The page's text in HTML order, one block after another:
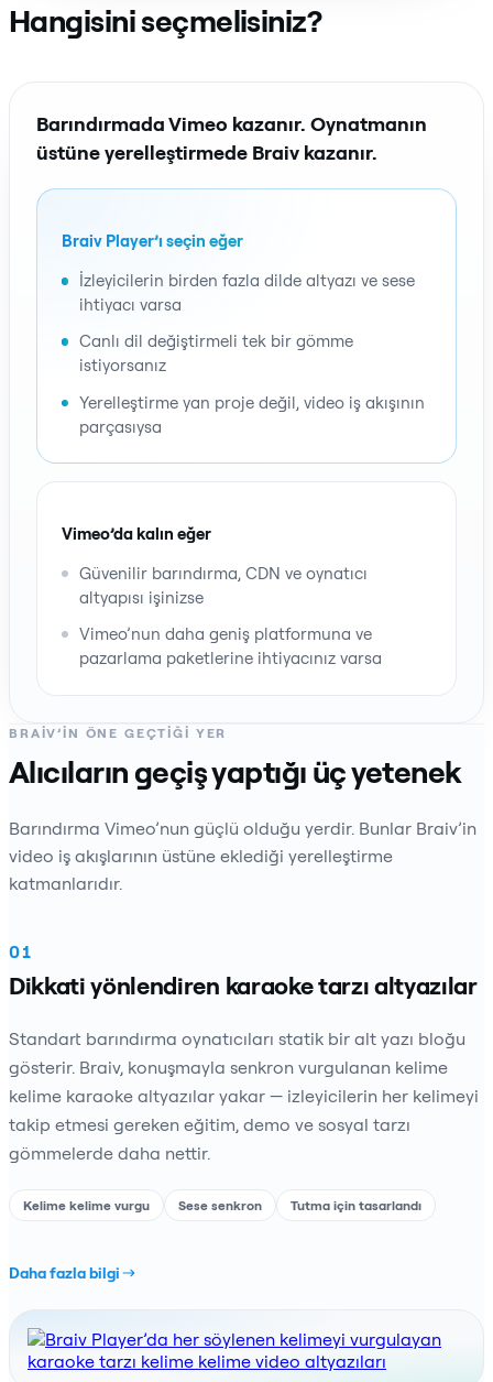
Hangisini seçmelisiniz?
Barındırmada Vimeo kazanır. Oynatmanın
üstüne yerelleştirmede Braiv kazanır.
Braiv Player’ı seçin eğer
İzleyicilerin birden fazla dilde altyazı ve sese
ihtiyacı varsa
Canlı dil değiştirmeli tek bir gömme
istiyorsanız
Yerelleştirme yan proje değil, video iş akışının
parçasıysa
Vimeo’da kalın eğer
Güvenilir barındırma, CDN ve oynatıcı
altyapısı işinizse
Vimeo’nun daha geniş platformuna ve
pazarlama paketlerine ihtiyacınız varsa
BRAIV’IN ÖNE GEÇTIĞI YER
Alıcıların geçiş yaptığı üç yetenek
Barındırma Vimeo’nun güçlü olduğu yerdir. Bunlar Braiv’in
video iş akışlarının üstüne eklediği yerelleştirme
katmanlarıdır.
01
Dikkati yönlendiren karaoke tarzı altyazılar
Standart barındırma oynatıcıları statik bir alt yazı bloğu
gösterir. Braiv, konuşmayla senkron vurgulanan kelime
kelime karaoke altyazılar yakar — izleyicilerin her kelimeyi
takip etmesi gereken eğitim, demo ve sosyal tarzı
gömmelerde daha nettir.
Kelime kelime vurgu Sese senkron Tutma için tasarlandı
Daha fazla bilgi